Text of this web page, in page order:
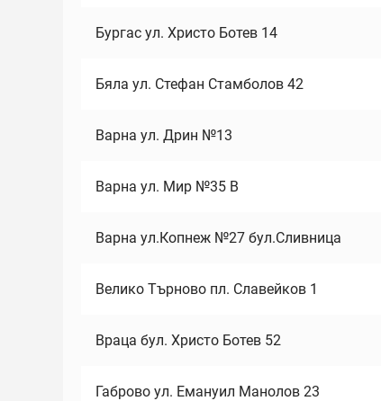
Бургас ул. Христо Ботев 14
Бяла ул. Стефан Стамболов 42
Варна ул. Дрин №13
Варна ул. Мир №35 В
Варна ул.Копнеж №27 бул.Сливница
Велико Търново пл. Славейков 1
Враца бул. Христо Ботев 52
Габрово ул. Емануил Манолов 23